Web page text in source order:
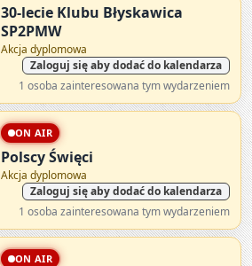
30-lecie Klubu Błyskawica
SP2PMW
Akcja dyplomowa
Zaloguj się aby dodać do kalendarza
1 osoba zainteresowana tym wydarzeniem
ON AIR
Polscy Święci
Akcja dyplomowa
Zaloguj się aby dodać do kalendarza
1 osoba zainteresowana tym wydarzeniem
ON AIR